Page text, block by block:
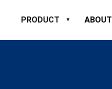
PRODUCT ABOUT